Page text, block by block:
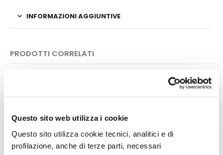
Questo sito web utilizza i cookie
Questo sito utilizza cookie tecnici, analitici e di
profilazione, anche di terze parti, necessari
INFORMAZIONI AGGIUNTIVE
PRODOTTI CORRELATI